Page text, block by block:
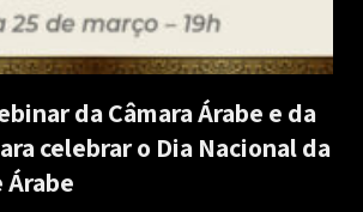
da Câmara Árabe e da
celebrar o Dia Nacional da